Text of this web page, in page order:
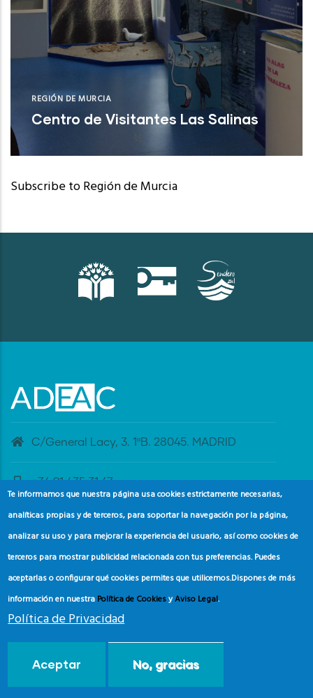
REGIÓN DE MURCIA
Centro de Visitantes Las Salinas
San Pedro del Pinatar (Murcia)
Subscribe to Región de Murcia
C/General Lacy, 3. 1ºB. 28045. MADRID
+34 91 435 31 47
banderaazul@adeac.es
Consumidor (ADEAC).
2024.
Te informamos que nuestra página usa cookies estrictamente necesarias,
analíticas propias y de terceros, para soportar la navegación por la página,
analizar su uso y para mejorar la experiencia del usuario, así como cookies de
terceros para mostrar publicidad relacionada con tus preferencias. Puedes
aceptarlas o configurar qué cookies permites que utilicemos.Dispones de más
información en nuestra Política de CookiesyAviso Legal.
Política de Privacidad
Aceptar No, gracias